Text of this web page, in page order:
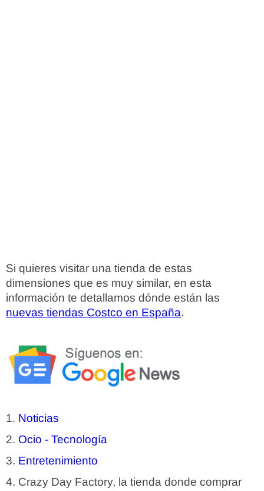
Si quieres visitar una tienda de estas
dimensiones que es muy similar, en esta
información te detallamos dónde están las
nuevas tiendas Costco en España.
Noticias
Ocio - Tecnología
Entretenimiento
Crazy Day Factory, la tienda donde comprar